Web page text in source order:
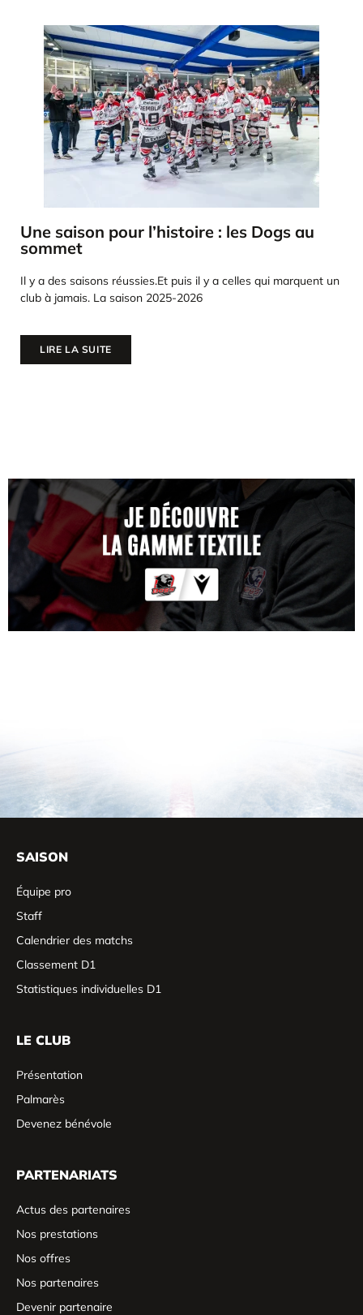
Une saison pour l’histoire : les Dogs au
sommet
Il y a des saisons réussies.Et puis il y a celles qui marquent un
club à jamais. La saison 2025-2026
LIRE LA SUITE
SAISON
Équipe pro
Staff
Calendrier des matchs
Classement D1
Statistiques individuelles D1
LE CLUB
Présentation
Palmarès
Devenez bénévole
PARTENARIATS
Actus des partenaires
Nos prestations
Nos offres
Nos partenaires
Devenir partenaire